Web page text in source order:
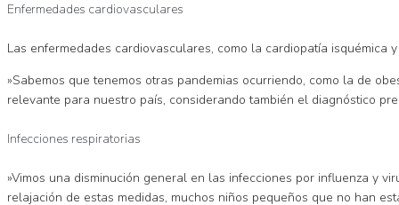
Enfermedades cardiovasculares
Las enfermedades cardiovasculares, como la cardiopatía
»Sabemos que tenemos otras pandemias ocurriendo, como la de
relevante para nuestro país, considerando también el diagnóstico
Infecciones respiratorias
»Vimos una disminución general en las infecciones por influenza y
relajación de estas medidas, muchos niños pequeños que no han